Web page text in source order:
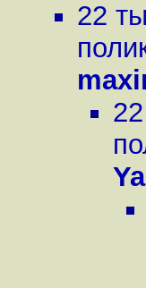
22